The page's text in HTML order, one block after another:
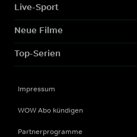
Live-Sport
Neue Filme
Top-Serien
Impressum
WOW Abo kündigen
Partnerprogramme